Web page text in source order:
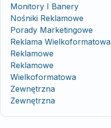
Monitory I Banery
Nośniki Reklamowe
Porady Marketingowe
Reklama Wielkoformatowa
Reklamowe
Reklamowe
Wielkoformatowa
Zewnętrzna
Zewnętrzna